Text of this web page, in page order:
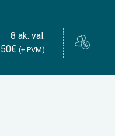
8 ak. val.
(+ PVM)